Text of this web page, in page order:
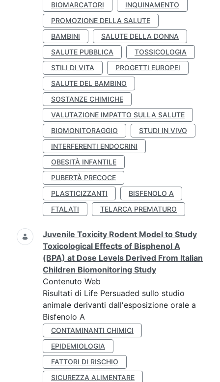
BIOMARCATORI
INQUINAMENTO
PROMOZIONE DELLA SALUTE
BAMBINI
SALUTE DELLA DONNA
SALUTE PUBBLICA
TOSSICOLOGIA
STILI DI VITA
PROGETTI EUROPEI
SALUTE DEL BAMBINO
SOSTANZE CHIMICHE
VALUTAZIONE IMPATTO SULLA SALUTE
BIOMONITORAGGIO
STUDI IN VIVO
INTERFERENTI ENDOCRINI
OBESITÀ INFANTILE
PUBERTÀ PRECOCE
PLASTICIZZANTI
BISFENOLO A
FTALATI
TELARCA PREMATURO
Juvenile Toxicity Rodent Model to Study
Toxicological Effects of Bisphenol A
(BPA) at Dose Levels Derived From Italian
Children Biomonitoring Study
Contenuto Web
Risultati di Life Persuaded sullo studio
animale derivanti dall'esposizione orale a
Bisfenolo A
CONTAMINANTI CHIMICI
EPIDEMIOLOGIA
FATTORI DI RISCHIO
SICUREZZA ALIMENTARE